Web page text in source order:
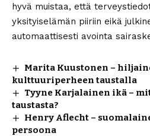
hyvä muistaa, että
yksityiselämän piiriin eikä
automaattisesti avointa
Marita Kuustonen –
kulttuuriperheen taustalla
Tyyne Karjalainen ikä –
taustasta?
Henry Aflecht –
persoona